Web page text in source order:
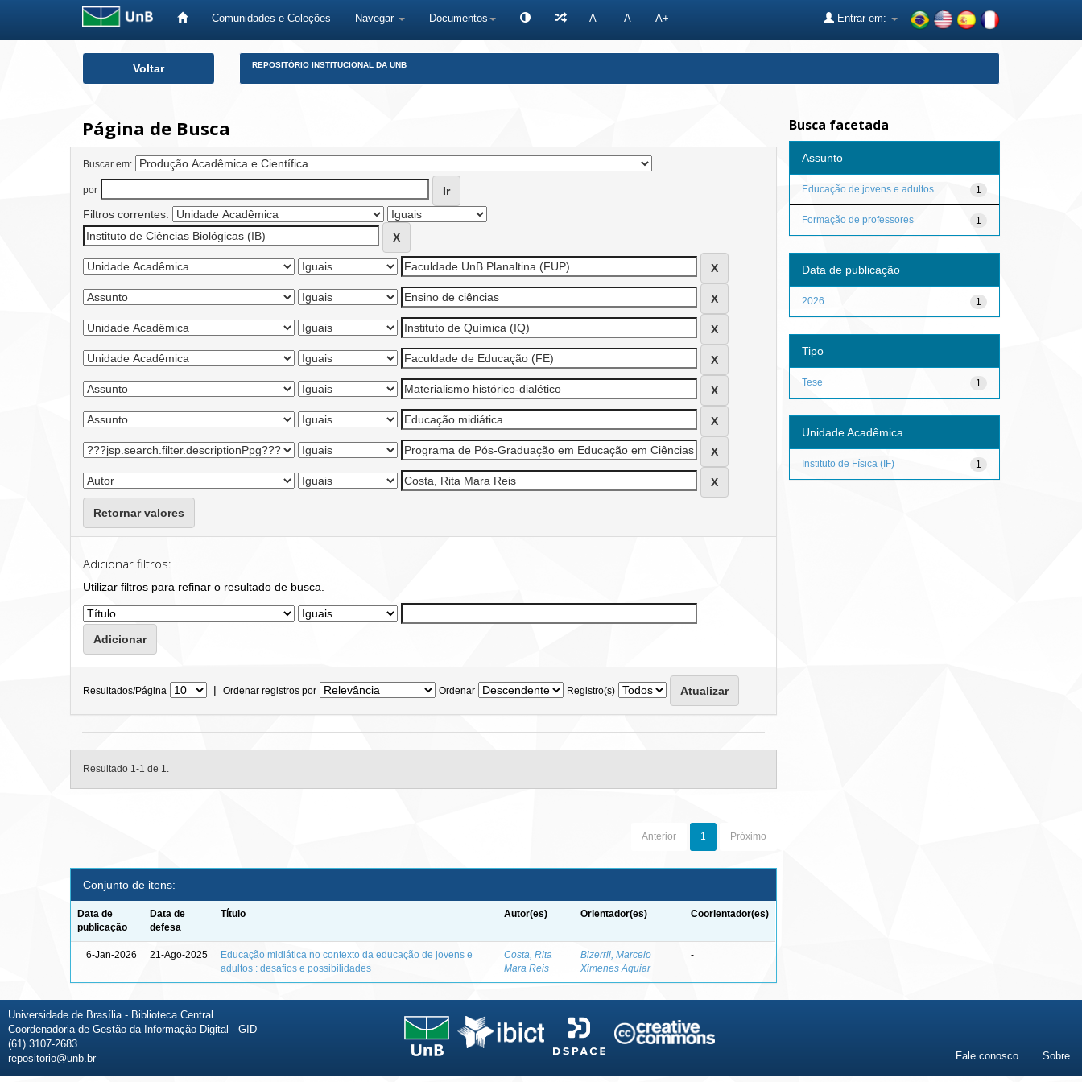
Comunidades e Coleções Navegar Documentos A- A A+ Entrar em:
Voltar REPOSITÓRIO INSTITUCIONAL DA UNB
Página de Busca
Buscar em:
por
Filtros correntes:
Retornar valores
Adicionar filtros:
Utilizar filtros para refinar o resultado de busca.
Resultados/Página | Ordenar registros por Ordenar Registro(s)
Resultado 1-1 de 1.
Anterior 1 Próximo
Conjunto de itens:
Data de
publicação
Data de
defesa
Título Autor(es) Orientador(es) Coorientador(es)
6-Jan-2026 21-Ago-2025
Educação midiática no contexto da educação de jovens e
adultos : desafios e possibilidades
Costa, Rita
Mara Reis
Bizerril, Marcelo
Ximenes Aguiar
-
Busca facetada
Assunto
1
Educação de jovens e adultos
1
Formação de professores
Data de publicação
1
2026
Tipo
1
Tese
Unidade Acadêmica
1
Instituto de Física (IF)
Universidade de Brasília - Biblioteca Central
Coordenadoria de Gestão da Informação Digital - GID
(61) 3107-2683
repositorio@unb.br
Fale conosco Sobre